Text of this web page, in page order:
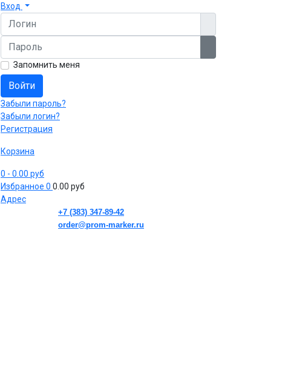
Вход
Логин
Пароль
Запомнить меня
Войти
Забыли пароль?
Забыли логин?
Регистрация
Корзина
0 - 0.00 руб
Избранное 0 0.00 руб
Адрес
+7 (383) 347-89-42
order@prom-marker.ru